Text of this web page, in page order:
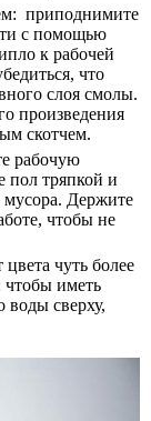
приподнимите
с помощью
к рабочей
что
слоя смолы.
произведения
скотчем.
рабочую
пол тряпкой и
мусора. Держите
чтобы не
чуть более
иметь
воды сверху,